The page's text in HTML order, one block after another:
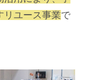
リユース事業で